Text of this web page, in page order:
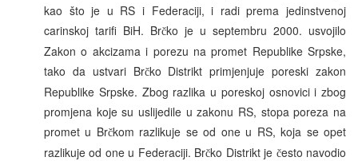
kao što je u RS i Federaciji, i radi prema jedinstvenoj
carinskoj tarifi BiH. Brčko je u septembru 2000. usvojilo
Zakon o akcizama i porezu na promet Republike Srpske,
tako da ustvari Brčko Distrikt primjenjuje poreski zakon
Republike Srpske. Zbog razlika u poreskoj osnovici i zbog
promjena koje su uslijedile u zakonu RS, stopa poreza na
promet u Brčkom razlikuje se od one u RS, koja se opet
razlikuje od one u Federaciji. Brčko Distrikt je često navodio